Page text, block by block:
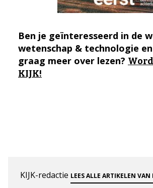
Ben je geïnteresseerd in de
wetenschap & technologie
graag meer over lezen?
KIJK!
KIJK-redactie LEES ALLE ARTIKELEN VAN